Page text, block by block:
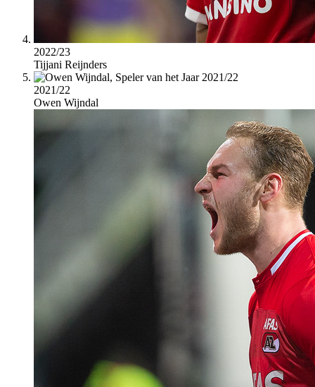
2022/23
Tijjani Reijnders
2021/22
Owen Wijndal